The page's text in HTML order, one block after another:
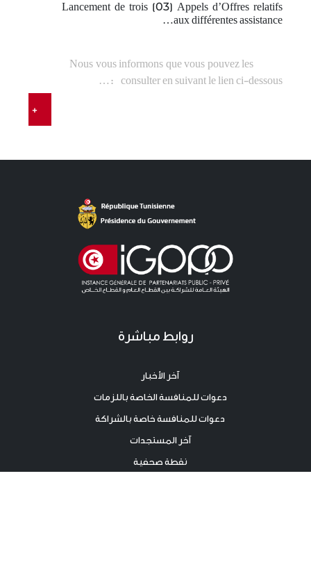
Lancement de trois (03) Appels d’Offres relatifs
aux différentes assistance…
Nous vous informons que vous pouvez les
consulter en suivant le lien ci-dessous :…
روابط مباشرة
آخر الأخبار
دعوات للمنافسة الخاصة باللزمات
دعوات للمنافسة خاصة بالشراكة
آخر المستجدات
نقطة صحفية